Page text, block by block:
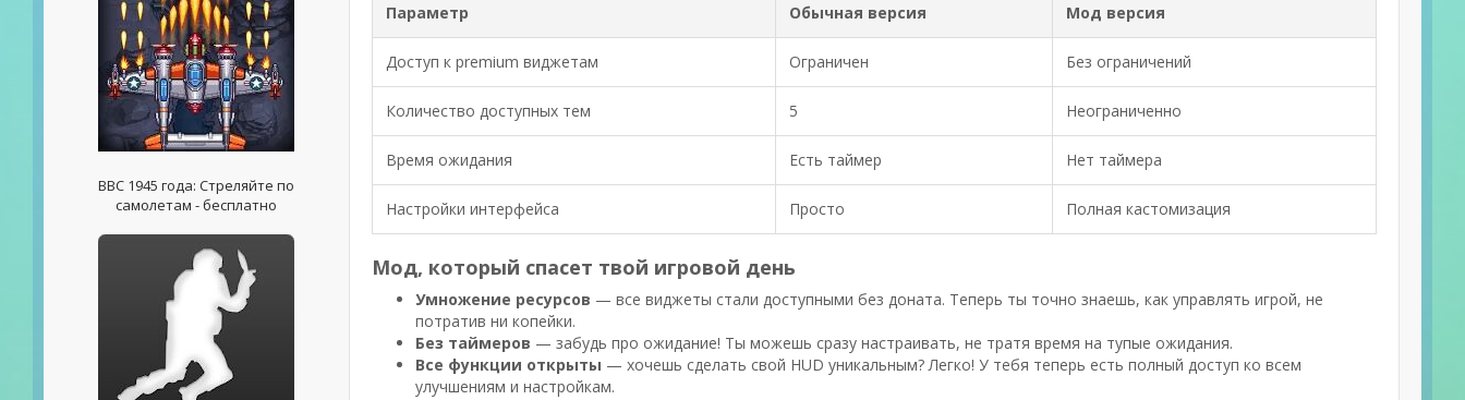
ВВС 1945 года: Стреляйте по
самолетам - бесплатно
Параметр Обычная версия Мод версия
Доступ к premium виджетам Ограничен Без ограничений
Количество доступных тем 5 Неограниченно
Время ожидания Есть таймер Нет таймера
Настройки интерфейса Просто Полная кастомизация
Мод, который спасет твой игровой день
Умножение ресурсов — все виджеты стали доступными без доната. Теперь ты точно знаешь, как управлять игрой, не
потратив ни копейки.
Без таймеров — забудь про ожидание! Ты можешь сразу настраивать, не тратя время на тупые ожидания.
Все функции открыты — хочешь сделать свой HUD уникальным? Легко! У тебя теперь есть полный доступ ко всем
улучшениям и настройкам.